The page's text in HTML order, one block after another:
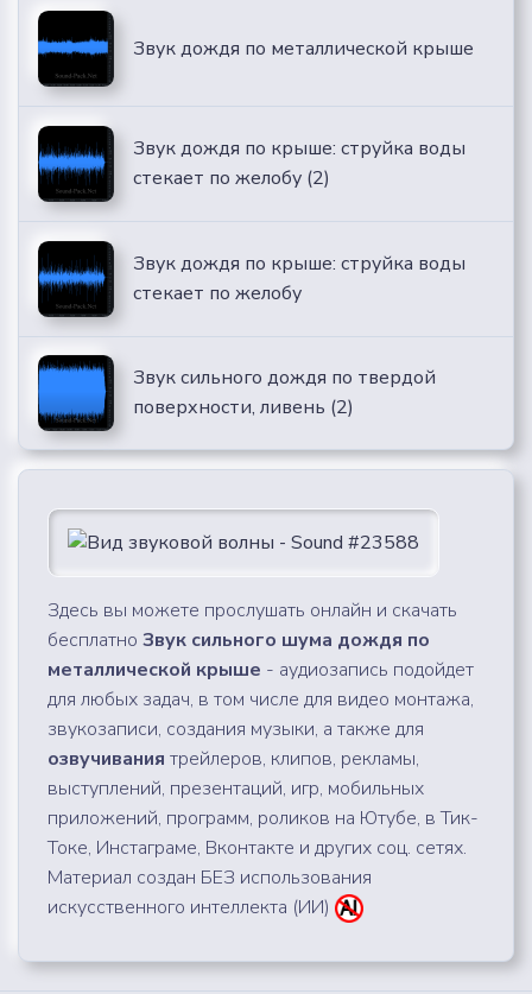
Звук дождя по металлической крыше
Звук дождя по крыше: струйка воды
стекает по желобу (2)
Звук дождя по крыше: струйка воды
стекает по желобу
Звук сильного дождя по твердой
поверхности, ливень (2)
Здесь вы можете прослушать онлайн и скачать
бесплатно Звук сильного шума дождя по
металлической крыше - аудиозапись подойдет
для любых задач, в том числе для видео монтажа,
звукозаписи, создания музыки, а также для
озвучивания трейлеров, клипов, рекламы,
выступлений, презентаций, игр, мобильных
приложений, программ, роликов на Ютубе, в Тик-
Токе, Инстаграме, Вконтакте и других соц. сетях.
Материал создан БЕЗ использования
искусственного интеллекта (ИИ)